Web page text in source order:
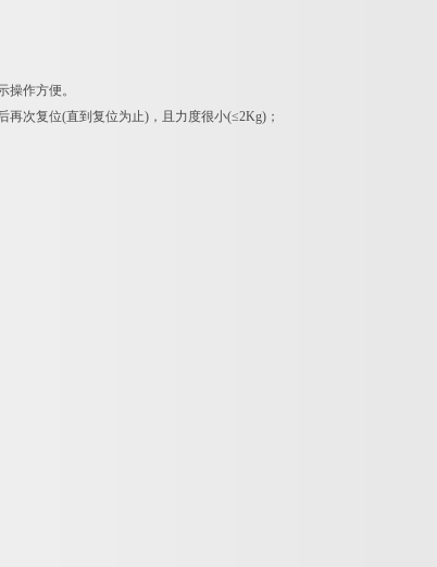
作方便。
次复位(直到复位为止)，且力度很小(≤2Kg)；